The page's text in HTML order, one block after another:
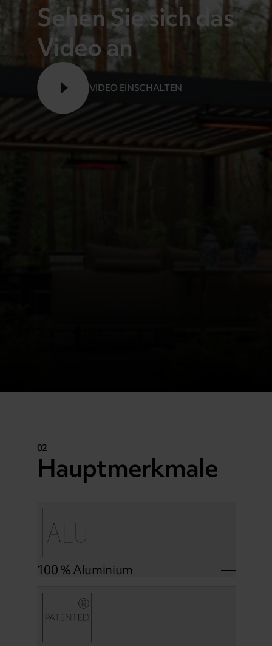
Sehen Sie sich das
Video an
VIDEO EINSCHALTEN
02
Hauptmerkmale
100 % Aluminium